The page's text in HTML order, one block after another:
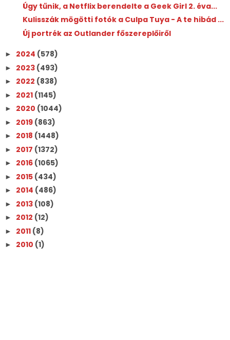
Úgy tűnik, a Netflix berendelte a Geek Girl 2. éva...
Kulisszák mögötti fotók a Culpa Tuya - A te hibád ...
Új portrék az Outlander főszereplőiről
► 2024 (578)
► 2023 (493)
► 2022 (838)
► 2021 (1145)
► 2020 (1044)
► 2019 (863)
► 2018 (1448)
► 2017 (1372)
► 2016 (1065)
► 2015 (434)
► 2014 (486)
► 2013 (108)
► 2012 (12)
► 2011 (8)
► 2010 (1)